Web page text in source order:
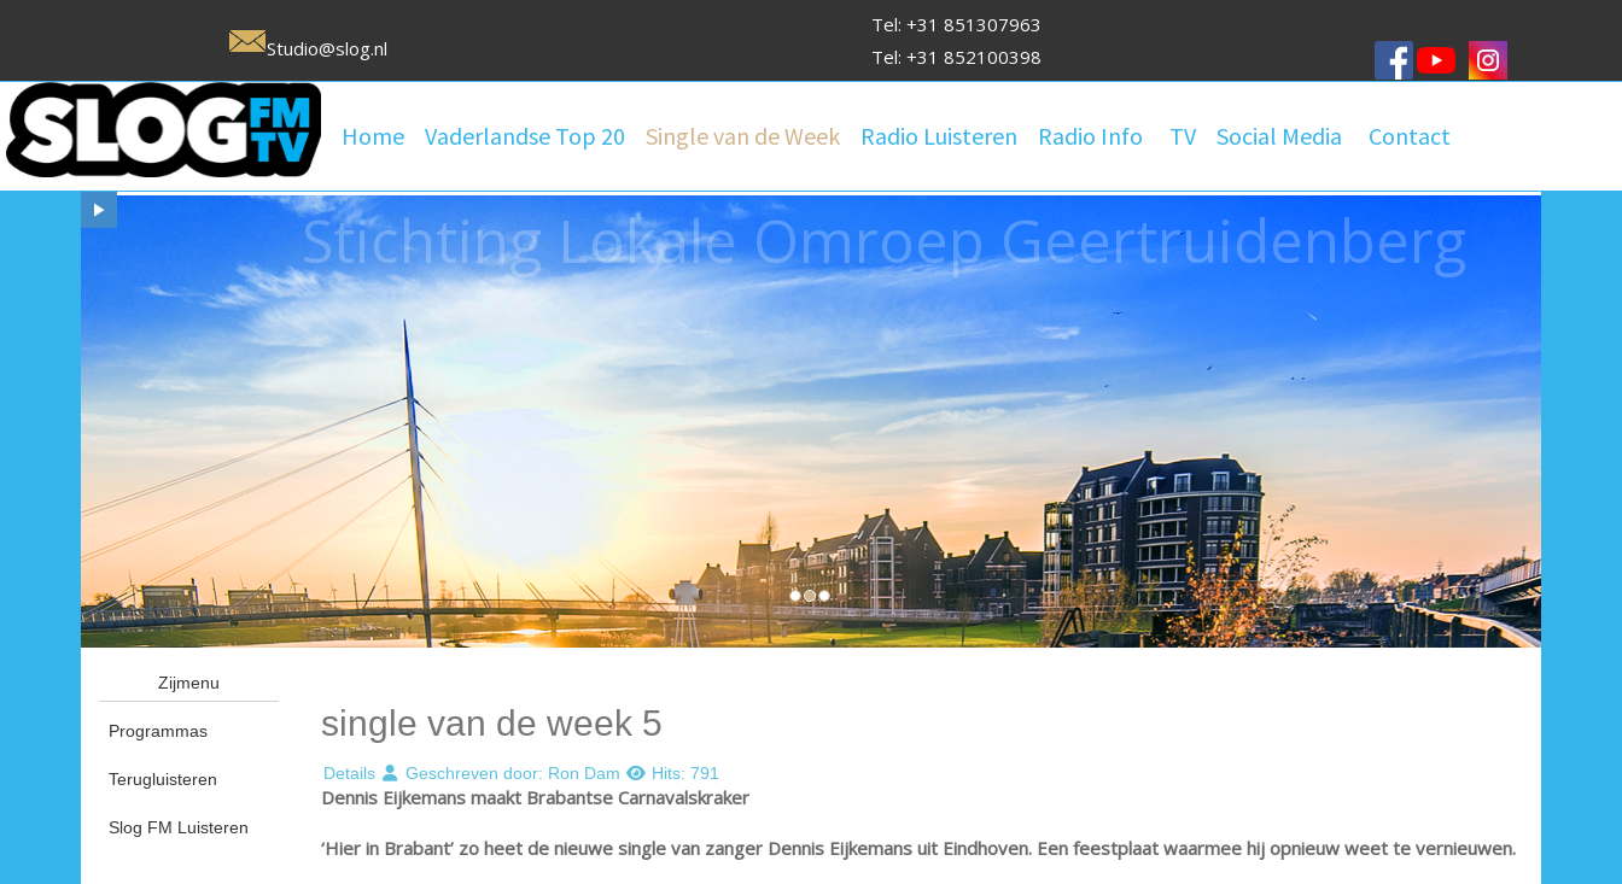
Studio@slog.nl
Tel: +31 851307963
Tel: +31 852100398
Home Vaderlandse Top 20 Single van de Week Radio Luisteren Radio Info TV Social Media Contact
Stichting Lokale Omroep Geertruidenberg
Zijmenu
Programmas
Terugluisteren
Slog FM Luisteren
single van de week 5
Details Geschreven door: Ron Dam Hits: 791
Dennis Eijkemans maakt Brabantse Carnavalskraker
‘Hier in Brabant’ zo heet de nieuwe single van zanger Dennis Eijkemans uit Eindhoven. Een feestplaat waarmee hij opnieuw weet te vernieuwen.